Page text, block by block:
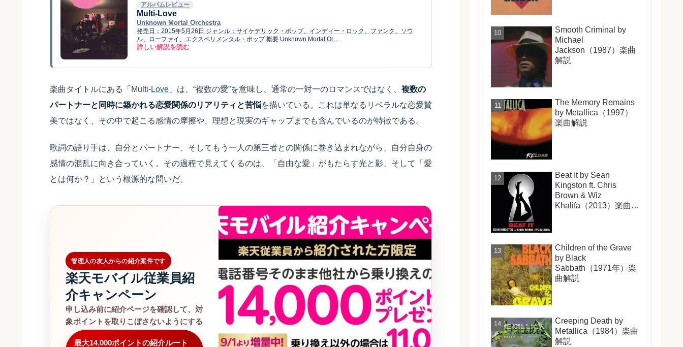
アルバムレビュー
Multi-Love
Unknown Mortal Orchestra
発売日：2015年5月26日 ジャンル：サイケデリック・ポップ、インディー・ロック、ファンク、ソウ
ル、ローファイ、エクスペリメンタル・ポップ 概要 Unknown Mortal Or…
詳しい解説を読む
楽曲タイトルにある「Multi-Love 」は、“複数の愛”を意味し、通常の一対一のロマンスではなく、 複数の
パートナーと同時に築かれる恋愛関係のリアリティと苦悩を描いている。これは単なるリベラルな恋愛賛
美ではなく、その中で起こる感情の摩擦や、理想と現実のギャップまでも含んでいるのが特徴である。
歌詞の語り手は、自分とパートナー、そしてもう一人の第三者との関係に巻き込まれながら、自分自身の
感情の混乱に向き合っていく。その過程で見えてくるのは、「自由な愛」がもたらす光と影、そして「愛
とは何か？」という根源的な問いだ。
管理人の友人からの紹介案件です
楽天モバイル従業員紹
介キャンペーン
申し込み前に紹介ページを確認して、対
象ポイントを取りこぼさないようにする
最大14,000ポイントの紹介ルート
Smooth Criminal by
Michael
Jackson（1987）楽曲
解説
The Memory Remains
by Metallica（1997）
楽曲解説
Beat It by Sean
Kingston ft. Chris
Brown & Wiz
Khalifa（2013）楽曲解
Children of the Grave
by Black
Sabbath（1971年）楽
曲解説
Creeping Death by
Metallica（1984）楽曲
解説